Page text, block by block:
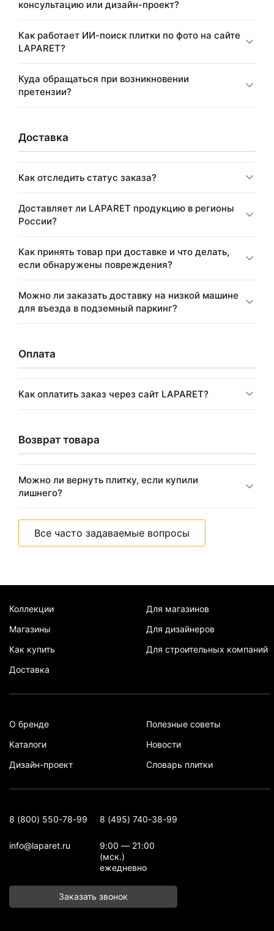
консультацию или дизайн-проект?
Как работает ИИ-поиск плитки по фото на сайте
LAPARET?
Куда обращаться при возникновении
претензии?
Доставка
Как отследить статус заказа?
Доставляет ли LAPARET продукцию в регионы
России?
Как принять товар при доставке и что делать,
если обнаружены повреждения?
Можно ли заказать доставку на низкой машине
для въезда в подземный паркинг?
Оплата
Как оплатить заказ через сайт LAPARET?
Возврат товара
Можно ли вернуть плитку, если купили
лишнего?
Все часто задаваемые вопросы
Коллекции
Магазины
Как купить
Доставка
Для магазинов
Для дизайнеров
Для строительных компаний
О бренде
Каталоги
Дизайн-проект
Полезные советы
Новости
Словарь плитки
8 (800) 550-78-99 8 (495) 740-38-99
info@laparet.ru
9:00 — 21:00
(мск.)
ежедневно
Заказать звонок